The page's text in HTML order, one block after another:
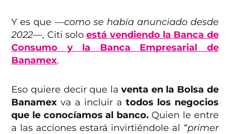
Y es que —como se había anunciado desde
2022—, Citi soloestá vendiendo la Banca de
Consumo y la Banca Empresarial de
Banamex.
Eso quiere decir que laventa en la Bolsa de
Banamex va a incluir a todos los negocios
que le conocíamos al banco. Quien le entre
a las acciones estará invirtiéndole al “primer